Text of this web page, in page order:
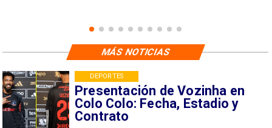
Presentación de Vozinha en
Colo Colo: Fecha, Estadio y
Contrato
DEPORTES
MÁS NOTICIAS